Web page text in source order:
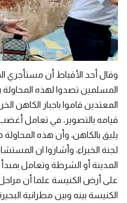
وقال أحد الأقباط أن مستأجري
المسلمين تصدوا لهذه
المعتدين قاموا باجبار
قيامه بالتصوير، في تعامل أغضب
يليق بالكاهن، وأن هذه
لجنة الخبراء، وأشاروا ان
المدينة أو الشرطة وتعامل
على أرض الكنيسة علما أن
الكنيسة بينه وبين مطرانية